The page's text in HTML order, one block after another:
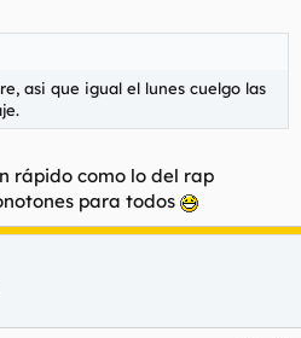
asi que igual el lunes cuelgo las
rápido como lo del rap
para todos